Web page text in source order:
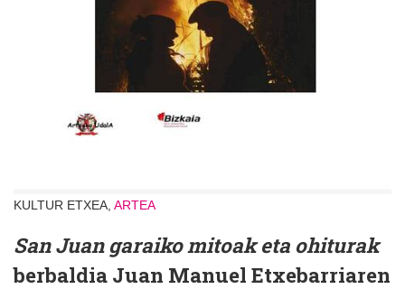
KULTUR ETXEA, ARTEA
San Juan garaiko mitoak eta ohiturak
berbaldia Juan Manuel Etxebarriaren